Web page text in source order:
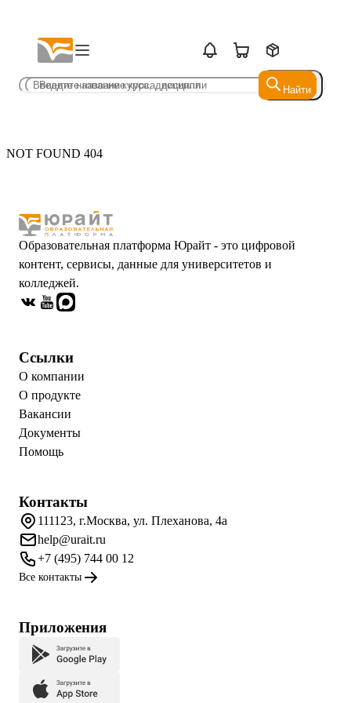
Найти
Найти
NOT FOUND 404
Образовательная платформа Юрайт - это цифровой
контент, сервисы, данные для университетов и
колледжей.
Ссылки
О компании
О продукте
Вакансии
Документы
Помощь
Контакты
111123, г.Москва, ул. Плеханова, 4а
help@urait.ru
+7 (495) 744 00 12
Все контакты
Приложения